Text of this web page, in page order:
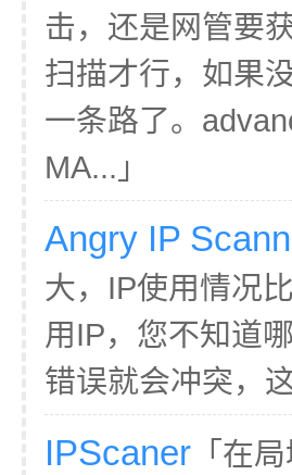
击，还是网管要
扫描才行，如果
一条路了。
MA...」
Angry IP
大，IP使用情况
用IP，您不知道
错误就会冲突，
IPScaner 「在